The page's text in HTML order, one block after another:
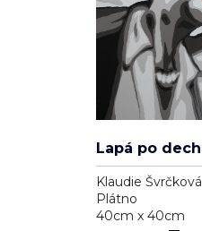
Klaudie Švrčková
Plátno
40cm x 40cm